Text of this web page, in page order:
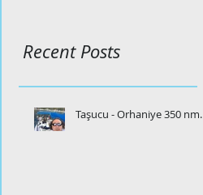
Recent Posts
Taşucu - Orhaniye 350 nm.